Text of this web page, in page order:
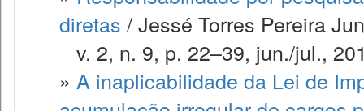
diretas / Jessé Torres Pereira
v. 2, n. 9, p. 22–39, jun./jul.,
» A inaplicabilidade da Lei de